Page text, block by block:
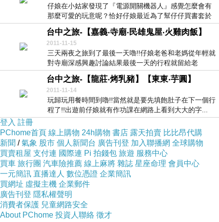
仔娘在小姑家發現了『電源開關機器人』感覺怎麼會有
那麼可愛的玩意呢？恰好仔娘最近為了幫仔仔買書套於
是到...
台中之旅-【嘉義‧寺廟‧民雄鬼屋‧火雞肉飯】
2011-11-15
三天兩夜之旅到了最後一天嚕!!仔娘老爸和老媽從年輕就
對寺廟深感興趣討論結果最後一天的行程就留給老
爸、...
台中之旅-【龍莊‧烤乳豬】【東東‧芋圓】
2011-11-14
玩歸玩用餐時間到嚕!!當然就是要先填飽肚子在下一個行
程了!!出遊前仔娘就有作功課在網路上看到大大的字...
登入 註冊
PChome首頁 線上購物 24h購物 書店 露天拍賣 比比昂代購
新聞 /氣象 股市 個人新聞台 廣告刊登 加入聯播網 全球購物
買賣租屋 支付連 國際連 Pi 拍錢包 旅遊 服務中心
買車 旅行團 汽車險推薦 線上麻將 雜誌 星座命理 會員中心
一元簡訊 直播達人 數位憑證 企業簡訊
買網址 虛擬主機 企業郵件
廣告刊登 隱私權聲明
消費者保護 兒童網路安全
About PChome 投資人聯絡 徵才